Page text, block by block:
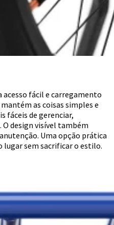
acesso fácil e carregamento
as coisas simples e
fáceis de gerenciar,
design visível também
Uma opção prática
lugar sem sacrificar o estilo.